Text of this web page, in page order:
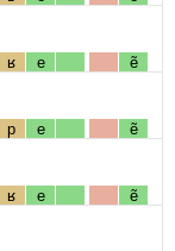
ʁ e ẽ
p e ẽ
ʁ e ẽ